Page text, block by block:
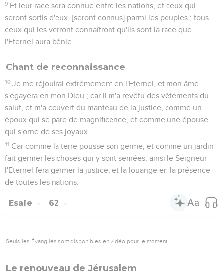
9 Et leur race sera connue entre les nations, et ceux qui
seront sortis d'eux, [seront connus] parmi les peuples ; tous
ceux qui les verront connaîtront qu'ils sont la race que
l'Eternel aura bénie.
Chant de reconnaissance
10 Je me réjouirai extrêmement en l'Eternel, et mon âme
s'égayera en mon Dieu ; car il m'a revêtu des vêtements du
salut, et m'a couvert du manteau de la justice, comme un
époux qui se pare de magnificence, et comme une épouse
qui s'orne de ses joyaux.
11 Car comme la terre pousse son germe, et comme un jardin
fait germer les choses qui y sont semées, ainsi le Seigneur
l'Eternel fera germer la justice, et la louange en la présence
de toutes les nations.
Esaïe 62
Seuls les Évangiles sont disponibles en vidéo pour le moment.
Le renouveau de Jérusalem